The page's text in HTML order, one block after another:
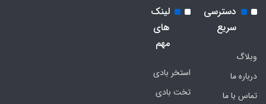
دسترسی
سریع
وبلاگ
درباره ما
تماس با ما
لینک
های
مهم
استخر بادی
تخت بادی